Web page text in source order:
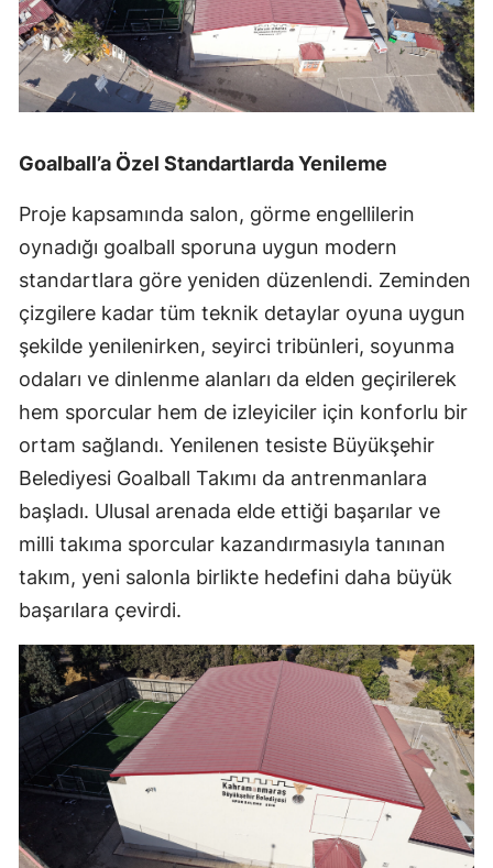
Goalball’a Özel Standartlarda Yenileme
Proje kapsamında salon, görme engellilerin
oynadığı goalball sporuna uygun modern
standartlara göre yeniden düzenlendi. Zeminden
çizgilere kadar tüm teknik detaylar oyuna uygun
şekilde yenilenirken, seyirci tribünleri, soyunma
odaları ve dinlenme alanları da elden geçirilerek
hem sporcular hem de izleyiciler için konforlu bir
ortam sağlandı. Yenilenen tesiste Büyükşehir
Belediyesi Goalball Takımı da antrenmanlara
başladı. Ulusal arenada elde ettiği başarılar ve
milli takıma sporcular kazandırmasıyla tanınan
takım, yeni salonla birlikte hedefini daha büyük
başarılara çevirdi.